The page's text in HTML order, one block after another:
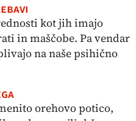
kot jih imajo
in maščobe. Pa vendar
na naše psihično
orehovo potico,